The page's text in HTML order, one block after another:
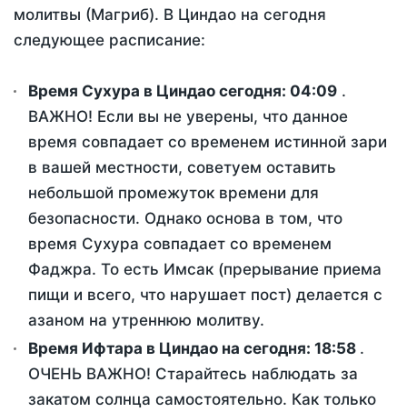
молитвы (Магриб). В Циндао на сегодня
следующее расписание:
Время Сухура в Циндао сегодня: 04:09 .
ВАЖНО! Если вы не уверены, что данное
время совпадает со временем истинной зари
в вашей местности, советуем оставить
небольшой промежуток времени для
безопасности. Однако основа в том, что
время Сухура совпадает со временем
Фаджра. То есть Имсак (прерывание приема
пищи и всего, что нарушает пост) делается с
азаном на утреннюю молитву.
Время Ифтара в Циндао на сегодня: 18:58 .
ОЧЕНЬ ВАЖНО! Старайтесь наблюдать за
закатом солнца самостоятельно. Как только